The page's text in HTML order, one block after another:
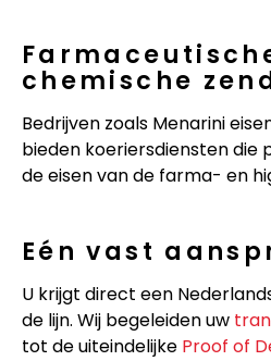
chemische
Bedrijven zoals Menarini
bieden koeriersdiensten die
de eisen van de farma- en
Eén vast
U krijgt direct een
de lijn. Wij begeleiden uw
tot de uiteindelijke Proof of